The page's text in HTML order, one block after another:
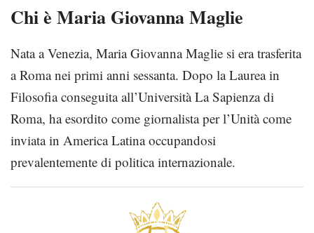
Chi è Maria Giovanna Maglie
Nata a Venezia, Maria Giovanna Maglie si era trasferita
a Roma nei primi anni sessanta. Dopo la Laurea in
Filosofia conseguita all’Università La Sapienza di
Roma, ha esordito come giornalista per l’Unità come
inviata in America Latina occupandosi
prevalentemente di politica internazionale.